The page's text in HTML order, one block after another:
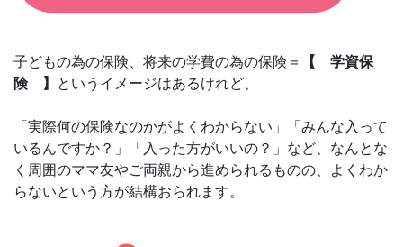
子どもの為の保険、将来の学費の為の保険＝
【 学資保
険 】 というイメージはあるけれど、
「実際何の保険なのかがよくわからない」「みんな入って
いるんですか？」「入った方がいいの？」など、なんとな
く周囲のママ友やご両親から進められるものの、よくわか
らないという方が結構おられます。